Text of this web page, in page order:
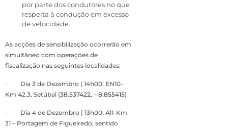
por parte dos condutores no que
respeita à condução em excesso
de velocidade.
As acções de sensibilização ocorrerão em
simultâneo com operações de
fiscalização nas seguintes localidades:
· Dia 3 de Dezembro | 14h00: EN10-
Km 42,3, Setúbal (38.537422, – 8.855415)
· Dia 4 de Dezembro | 13h00: A11-Km
31 – Portagem de Figueiredo, sentido